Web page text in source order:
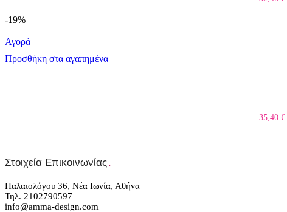
-19%
Αγορά
Προσθήκη στα αγαπημένα
35,40€
Στοιχεία Επικοινωνίας.
Παλαιολόγου 36, Νέα Ιωνία, Αθήνα
Τηλ. 2102790597
info@amma-design.com